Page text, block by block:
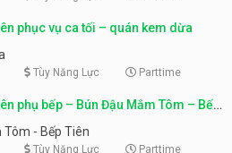
phục vụ ca tối – quán kem dừa
Tùy Năng Lực Parttime
phụ bếp – Bún Đậu Mắm Tôm – Bếp
- Bếp Tiên
Tùy Năng Lực Parttime